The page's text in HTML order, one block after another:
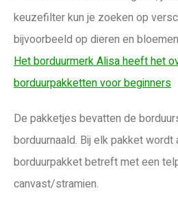
keuzefilter kun je zoeken op
bijvoorbeeld op dieren en
Het borduurmerk Alisa heeft het
borduurpakketten voor beginners
De pakketjes bevatten de
borduurnaald. Bij elk pakket
borduurpakket betreft met een
canvast/stramien.